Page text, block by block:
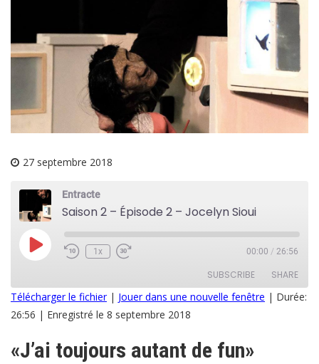
27 septembre 2018
Entracte
Saison 2 – Épisode 2 – Jocelyn Sioui
Play
Episode
1x 00:00 / 26:56
SUBSCRIBE SHARE
SHARE
LINK
Télécharger le fichier| Jouer dans une nouvelle fenêtre | Durée:
26:56 | Enregistré le 8 septembre 2018
«J’ai toujours autant de fun»